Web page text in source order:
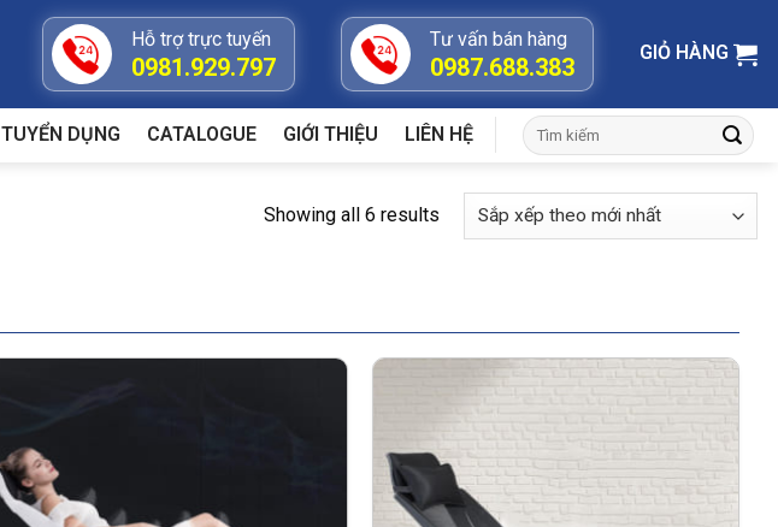
Hỗ trợ trực tuyến
0981.929.797
Tư vấn bán hàng
0987.688.383
GIỎ HÀNG
TUYỂN DỤNG CATALOGUE GIỚI THIỆU LIÊN HỆ
Tìm
kiếm:
Showing all 6 results